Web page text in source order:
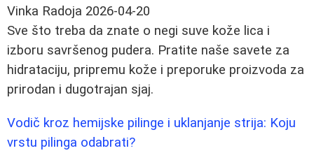
Vinka Radoja 2026-04-20
Sve što treba da znate o negi suve kože lica i
izboru savršenog pudera. Pratite naše savete za
hidrataciju, pripremu kože i preporuke proizvoda za
prirodan i dugotrajan sjaj.
Vodič kroz hemijske pilinge i uklanjanje strija: Koju
vrstu pilinga odabrati?